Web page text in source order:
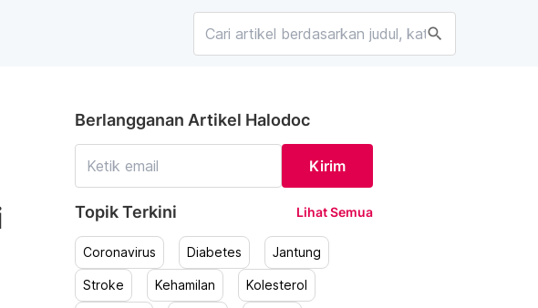
search
Berlangganan Artikel Halodoc
Kirim
Topik Terkini Lihat Semua
Coronavirus Diabetes Jantung
Stroke Kehamilan Kolesterol